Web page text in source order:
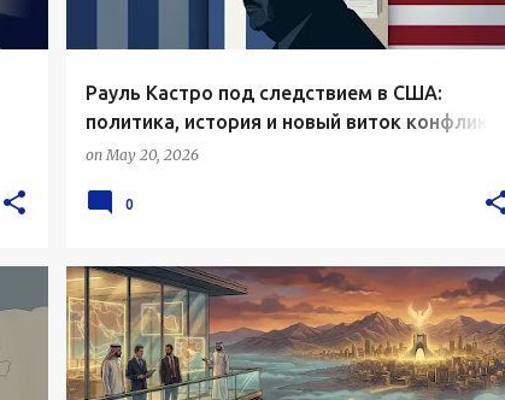
Рауль Кастро под следствием в США:
политика, история и новый виток
вокруг Кубы
onMay 20, 2026
0